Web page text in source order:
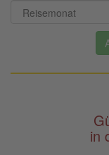
in